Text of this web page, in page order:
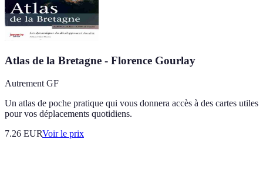
Atlas de la Bretagne - Florence Gourlay
Autrement GF
Un atlas de poche pratique qui vous donnera accès à des cartes utiles
pour vos déplacements quotidiens.
7.26 EURVoir le prix